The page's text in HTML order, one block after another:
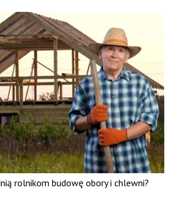
rolnikom budowę obory i chlewni?